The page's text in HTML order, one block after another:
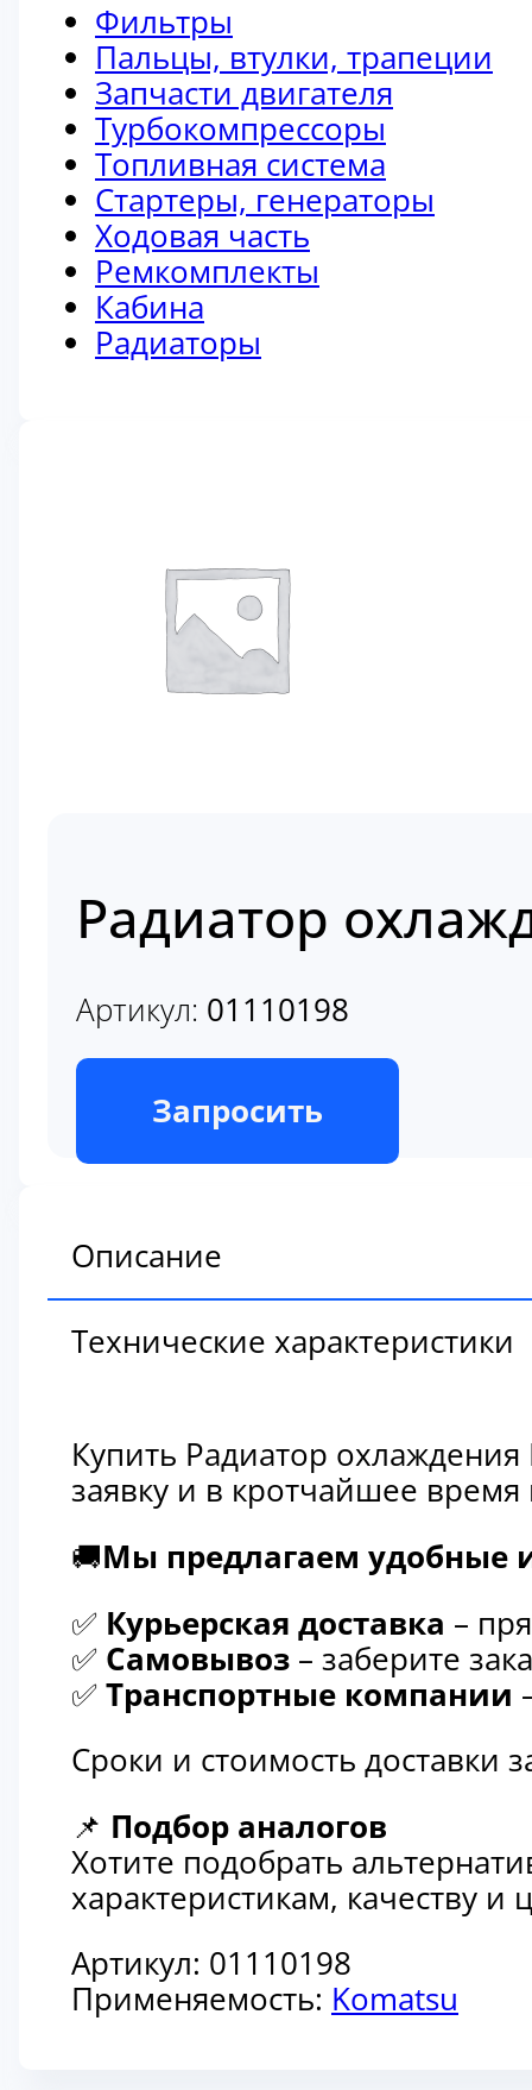
Фильтры
Пальцы, втулки, трапеции
Запчасти двигателя
Турбокомпрессоры
Топливная система
Стартеры, генераторы
Ходовая часть
Ремкомплекты
Кабина
Радиаторы
Радиатор
Артикул: 01110198
В наличии
Запросить
Описание
Технические характеристики
Купить Радиатор
заявку и в кротчайшее
🚚Мы предлагаем удобные
✅ Курьерская доставка –
✅ Самовывоз – заберите
✅ Транспортные компании
Сроки и стоимость доставки
📌 Подбор аналогов
Хотите подобрать
характеристикам, качеству
Артикул: 01110198
Применяемость: Komatsu